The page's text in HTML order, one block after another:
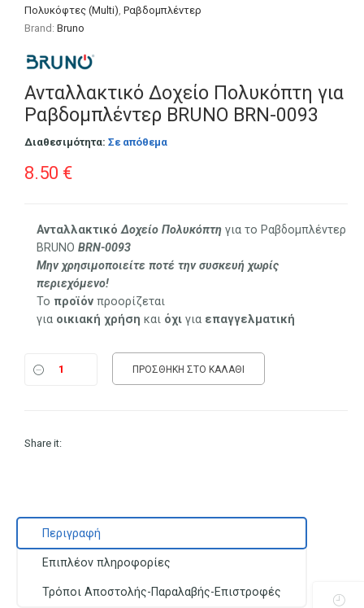
Πολυκόφτες (Multi),Ραβδομπλέντερ
Brand:Bruno
Ανταλλακτικό Δοχείο Πολυκόπτη για
Ραβδομπλέντερ BRUNO BRN-0093
Διαθεσιμότητα:Σε απόθεμα
8.50 €
ΑνταλλακτικόΔοχείοΠολυκόπτηγια το Ραβδομπλέντερ
BRUNO BRN-0093
Μην χρησιμοποιείτε ποτέ την συσκευή χωρίς
περιεχόμενο!
Το προϊόν προορίζεται
για οικιακή χρήση και όχι για επαγγελματική
ΠΡΟΣΘΉΚΗ ΣΤΟ ΚΑΛΆΘΙ
Share it:
Περιγραφή
Επιπλέον πληροφορίες
Τρόποι Αποστολής-Παραλαβής-Επιστροφές